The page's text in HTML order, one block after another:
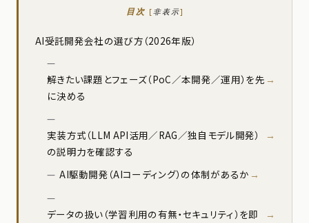
目次 [非表示]
AI受託開発会社の選び方（2026年版）
解きたい課題とフェーズ（PoC／本開発／運用）を先
に決める
実装方式（LLM API活用／RAG／独自モデル開発）
の説明力を確認する
AI駆動開発（AIコーディング）の体制があるか
データの扱い（学習利用の有無・セキュリティ）を即